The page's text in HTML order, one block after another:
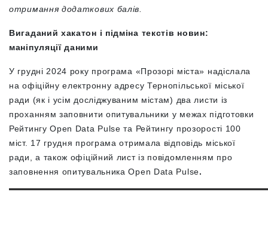
отримання додаткових балів.
Вигаданий хакатон і підміна текстів новин:
маніпуляції даними
У грудні 2024 року програма «Прозорі міста» надіслала
на офіційну електронну адресу Тернопільської міської
ради (як і усім досліджуваним містам) два листи із
проханням заповнити опитувальники у межах підготовки
Рейтингу Open Data Pulse та Рейтингу прозорості 100
міст. 17 грудня програма отримала відповідь міської
ради, а також офіційний лист із повідомленням про
заповнення опитувальника Open Data Pulse.